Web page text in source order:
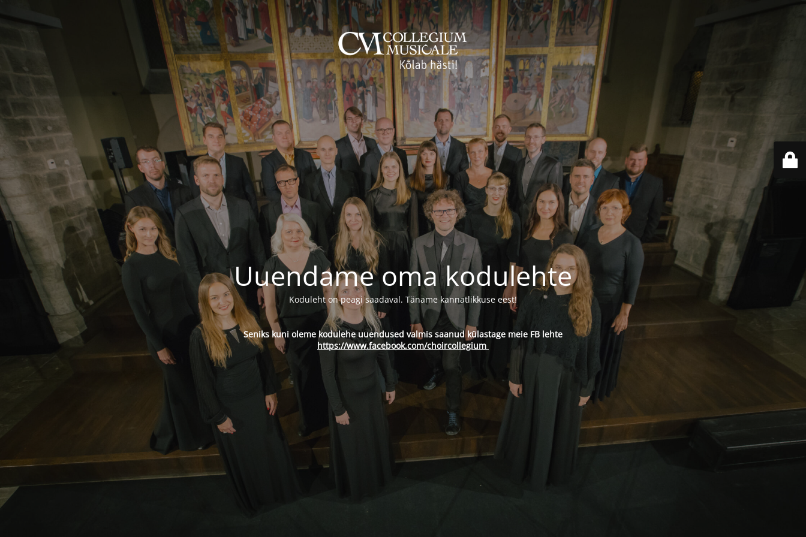
Uuendame oma kodulehte
Koduleht on peagi saadaval. Täname kannatlikkuse eest!
Seniks kuni oleme kodulehe uuendused valmis saanud külastage meie FB lehte
https://www.facebook.com/choircollegium